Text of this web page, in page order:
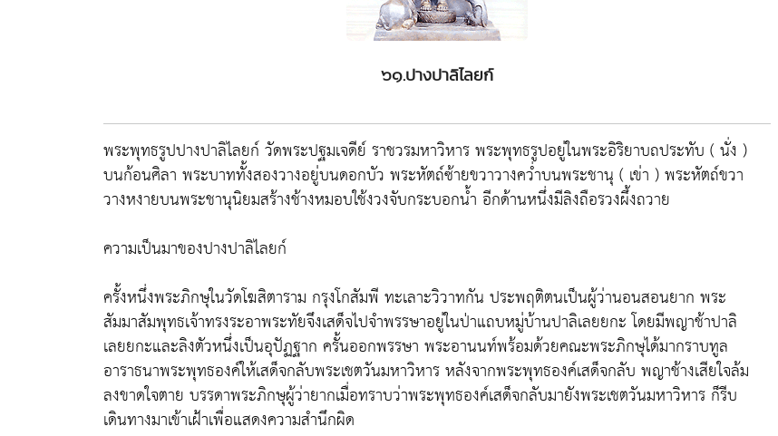
๖๑.ปางปาลิไลยก์
พระพุทธรูปปางปาลิไลยก์ วัดพระปฐมเจดีย์ ราชวรมหาวิหาร พระพุทธรูปอยู่ในพระอิริยาบถประทับ ( นั่ง )
บนก้อนศิลา พระบาททั้งสองวางอยู่บนดอกบัว พระหัตถ์ซ้ายขวาวางคว่ำบนพระชานุ ( เข่า ) พระหัตถ์ขวา
วางหงายบนพระชานุนิยมสร้างช้างหมอบใช้งวงจับกระบอกน้ำ อีกด้านหนึ่งมีลิงถือรวงผึ้งถวาย
ความเป็นมาของปางปาลิไลยก์
ครั้งหนึ่งพระภิกษุในวัดโฆสิตาราม กรุงโกสัมพี ทะเลาะวิวาทกัน ประพฤติตนเป็นผู้ว่านอนสอนยาก พระ
สัมมาสัมพุทธเจ้าทรงระอาพระทัยจึงเสด็จไปจำพรรษาอยู่ในป่าแถบหมู่บ้านปาลิเลยยกะ โดยมีพญาช้าปาลิ
เลยยกะและลิงตัวหนึ่งเป็นอุปัฏฐาก ครั้นออกพรรษา พระอานนท์พร้อมด้วยคณะพระภิกษุได้มากราบทูล
อาราธนาพระพุทธองค์ให้เสด็จกลับพระเชตวันมหาวิหาร หลังจากพระพุทธองค์เสด็จกลับ พญาช้างเสียใจล้ม
ลงขาดใจตาย บรรดาพระภิกษุผู้ว่ายากเมื่อทราบว่าพระพุทธองค์เสด็จกลับมายังพระเชตวันมหาวิหาร ก็รีบ
เดินทางมาเข้าเฝ้าเพื่อแสดงความสำนึกผิด